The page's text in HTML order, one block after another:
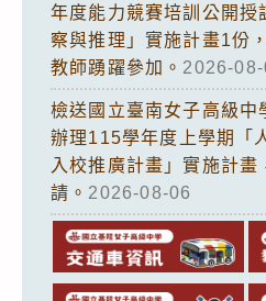
年度能力競賽培訓公開授
察與推理」實施計畫1份
教師踴躍參加。 2026-08-
檢送國立臺南女子高級中
辦理115學年度上學期「
入校推廣計畫」實施計畫
請。 2026-08-06